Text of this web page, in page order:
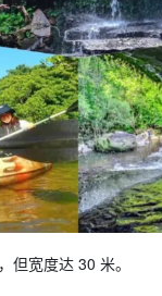
但宽度达 30 米。